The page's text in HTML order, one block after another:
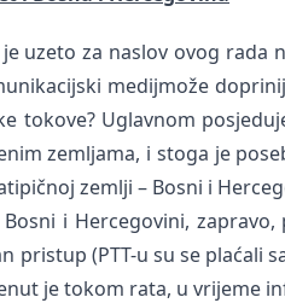
uzeto za naslov ovog rada
medijmože
tokove? Uglavnom
zemljama, i stoga je
zemlji – Bosni i
i Hercegovini,
pristup (PTT-u su se plaćali
je tokom rata, u vrijeme